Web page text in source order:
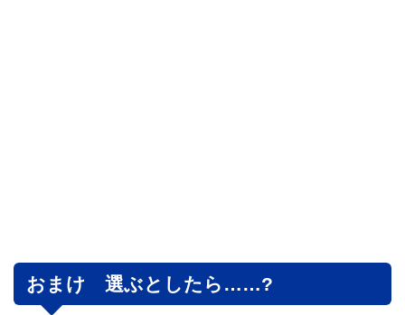
おまけ 選ぶとしたら……?